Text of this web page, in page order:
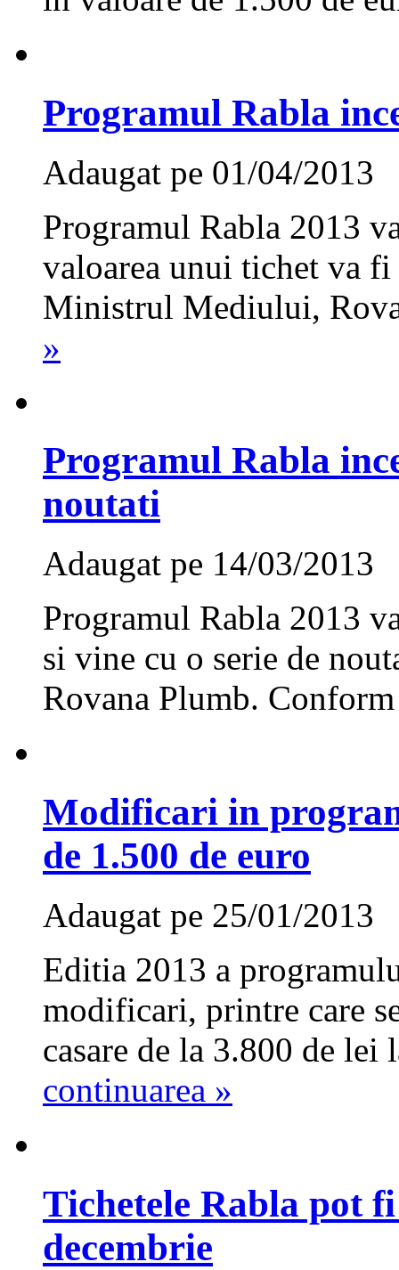
Programul Rabla
Adaugat pe 01/04/2013
Programul Rabla 2013
valoarea unui tichet va fi
Ministrul Mediului,
»
Programul Rabla
noutati
Adaugat pe 14/03/2013
Programul Rabla 2013
si vine cu o serie de
Rovana Plumb.
Modificari in
de 1.500 de euro
Adaugat pe 25/01/2013
Editia 2013 a
modificari, printre care
casare de la 3.800 de
continuarea »
Tichetele Rabla pot
decembrie